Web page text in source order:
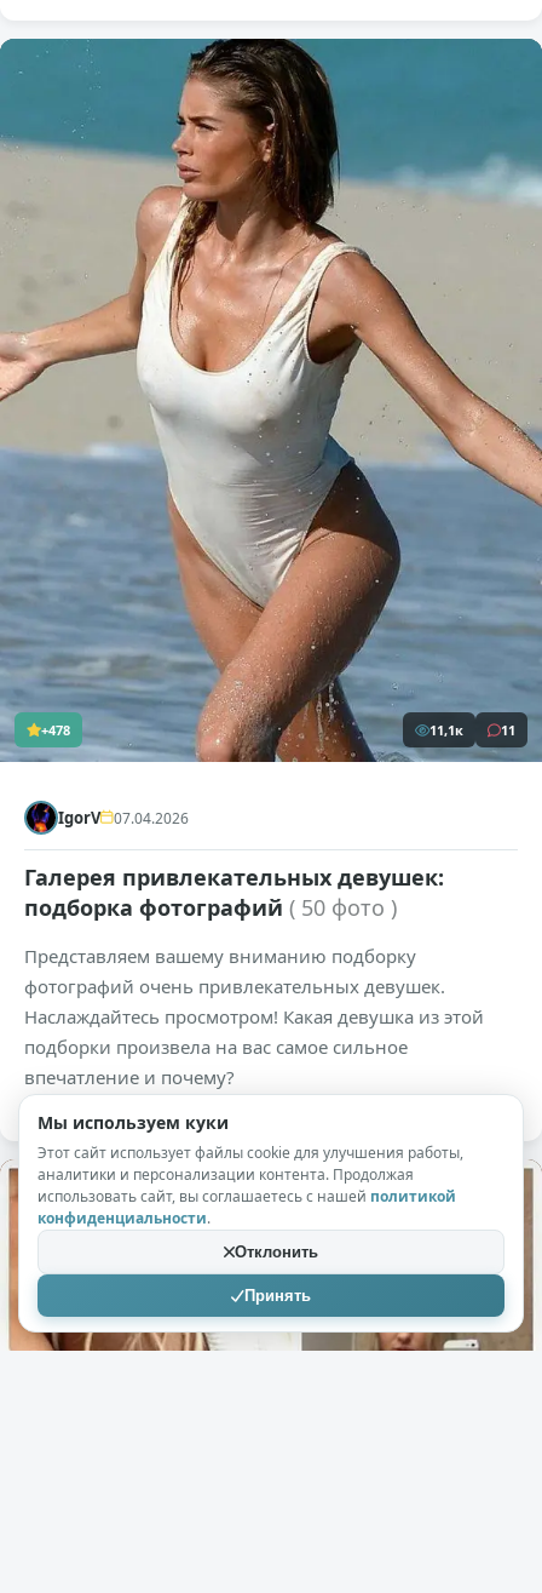
+478 11,1к 11
IgorV 07.04.2026
Галерея привлекательных девушек:
подборка фотографий ( 50 фото )
Представляем вашему вниманию подборку
фотографий очень привлекательных девушек.
Наслаждайтесь просмотром! Какая девушка из этой
подборки произвела на вас самое сильное
впечатление и почему?
Мы используем куки
Этот сайт использует файлы cookie для улучшения работы,
аналитики и персонализации контента. Продолжая
использовать сайт, вы соглашаетесь с нашей политикой
конфиденциальности.
Отклонить
Принять